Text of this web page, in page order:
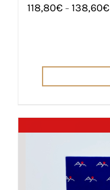
118,80€ – 138,60€